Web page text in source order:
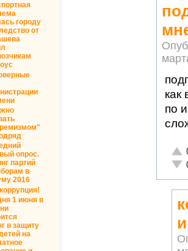
городу
от
опрос.
партий
в
2016
1 июня в
в защиту
на
как
по